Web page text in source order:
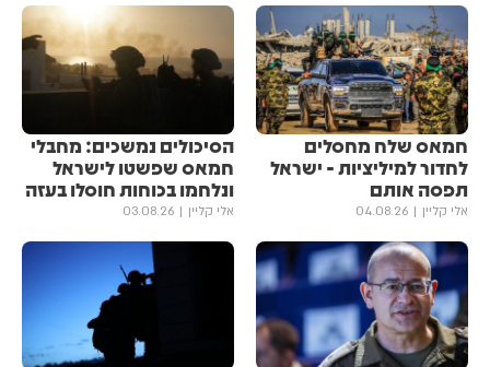
חמאס שלח מחסלים
לחדור למיליציות - ישראל
תפסה אותם
אלי קליין 04.08.26
הסיכולים נמשכים: מחבלי
חמאס שפשטו לישראל
ונלחמו בכוחות חוסלו בעזה
אלי קליין 03.08.26